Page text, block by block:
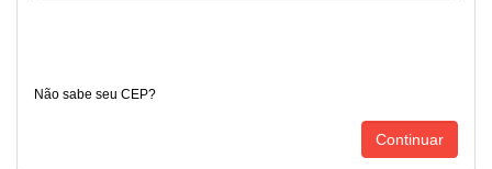
Não sabe seu CEP?